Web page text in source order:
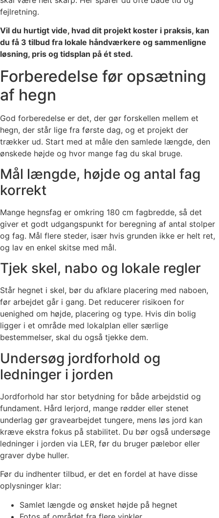
fejlretning.
Vil du hurtigt vide, hvad dit projekt koster i praksis, kan
du få 3 tilbud fra lokale håndværkere og sammenligne
løsning, pris og tidsplan på ét sted.
Forberedelse før opsætning
af hegn
God forberedelse er det, der gør forskellen mellem et
hegn, der står lige fra første dag, og et projekt der
trækker ud. Start med at måle den samlede længde, den
ønskede højde og hvor mange fag du skal bruge.
Mål længde, højde og antal fag
korrekt
Mange hegnsfag er omkring 180 cm fagbredde, så det
giver et godt udgangspunkt for beregning af antal stolper
og fag. Mål flere steder, især hvis grunden ikke er helt ret,
og lav en enkel skitse med mål.
Tjek skel, nabo og lokale regler
Står hegnet i skel, bør du afklare placering med naboen,
før arbejdet går i gang. Det reducerer risikoen for
uenighed om højde, placering og type. Hvis din bolig
ligger i et område med lokalplan eller særlige
bestemmelser, skal du også tjekke dem.
Undersøg jordforhold og
ledninger i jorden
Jordforhold har stor betydning for både arbejdstid og
fundament. Hård lerjord, mange rødder eller stenet
underlag gør gravearbejdet tungere, mens løs jord kan
kræve ekstra fokus på stabilitet. Du bør også undersøge
ledninger i jorden via LER, før du bruger pælebor eller
graver dybe huller.
Før du indhenter tilbud, er det en fordel at have disse
oplysninger klar:
Samlet længde og ønsket højde på hegnet